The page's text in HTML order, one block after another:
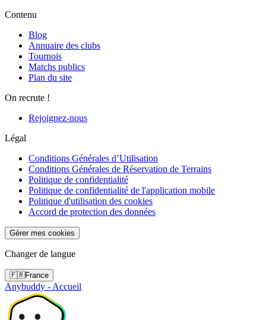
Contenu
Blog
Annuaire des clubs
Tournois
Matchs publics
Plan du site
On recrute !
Rejoignez-nous
Légal
Conditions Générales d’Utilisation
Conditions Générales de Réservation de Terrains
Politique de confidentialité
Politique de confidentialité de l'application mobile
Politique d'utilisation des cookies
Accord de protection des données
Gérer mes cookies
Changer de langue
🇫🇷France
Anybuddy - Accueil